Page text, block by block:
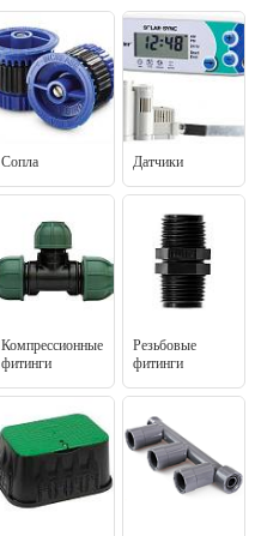
Сопла Датчики
Компрессионные
фитинги
Резьбовые
фитинги